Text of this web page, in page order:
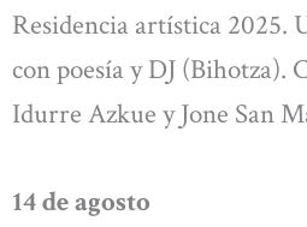
Residencia artística 2025.
con poesía y DJ (Bihotza).
Idurre Azkue y Jone San
14 de agosto